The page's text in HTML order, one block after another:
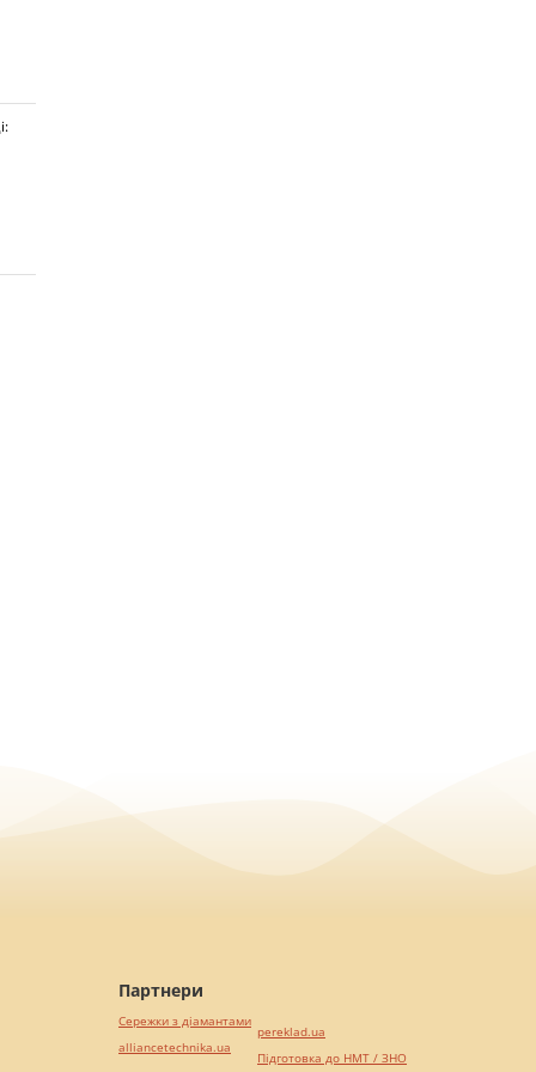
Партнери
Сережки з діамантами
alliancetechnika.ua
pereklad.ua
Підготовка до НМТ / ЗНО